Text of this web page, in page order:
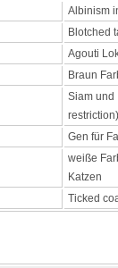
Albinism
Blotched
Agouti
Braun
Siam und
restriction)
Gen für
weiße
Katzen
Ticked